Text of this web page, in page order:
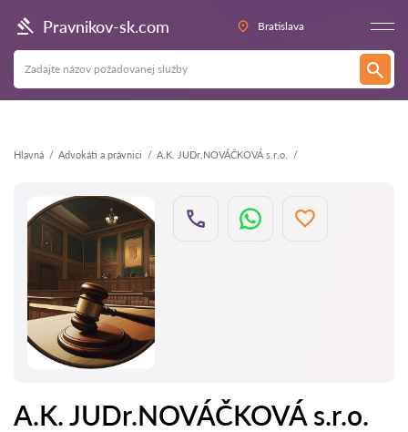
Pravnikov-sk.com Bratislava
Hlavná Аdvokáti a právnici A.K. JUDr.NOVÁČKOVÁ s.r.o.
Späť
A.K. JUDr.NOVÁČKOVÁ s.r.o.